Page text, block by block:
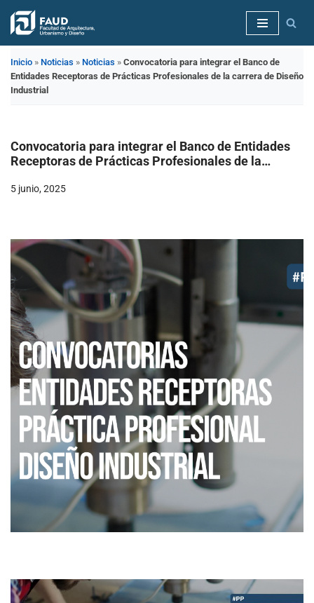
Saltar
contenido
Inicio » Noticias » Noticias » Convocatoria para integrar el Banco de
Entidades Receptoras de Prácticas Profesionales de la carrera de Diseño
Industrial
Convocatoria para integrar el Banco de Entidades
Receptoras de Prácticas Profesionales de la
5 junio, 2025